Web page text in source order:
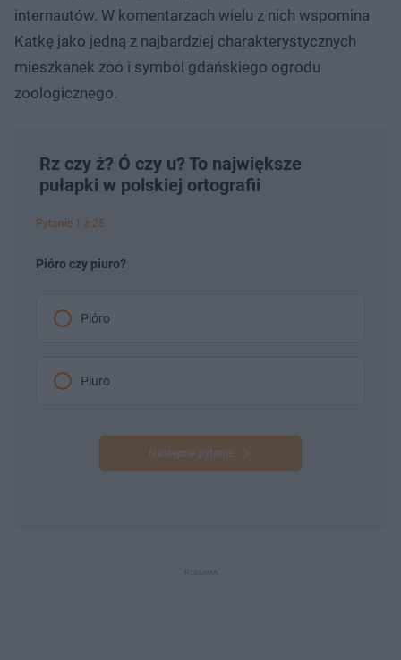
internautów. W komentarzach wielu z nich wspomina
Katkę jako jedną z najbardziej charakterystycznych
mieszkanek zoo i symbol gdańskiego ogrodu
zoologicznego.
Rz czy ż? Ó czy u? To największe
pułapki w polskiej ortografii
Pytanie 1 z 25
Pióro czy piuro?
Pióro
Piuro
Następne pytanie